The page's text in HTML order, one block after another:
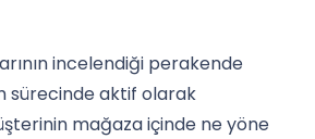
incelendiği perakende
sürecinde aktif olarak
mağaza içinde ne yöne